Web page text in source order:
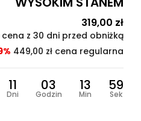
Cena
319,00 zł
cena z 30 dni przed obniżką
449,00 zł cena regularna
11
Dni
03
Godzin
13
Min
57
Sek